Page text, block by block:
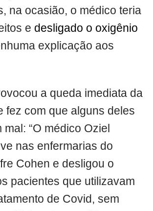
na ocasião, o médico teria
e desligado o oxigênio
explicação aos
a queda imediata da
fez com que alguns deles
“O médico Oziel
nas enfermarias do
Cohen e desligou o
pacientes que utilizavam
de Covid, sem